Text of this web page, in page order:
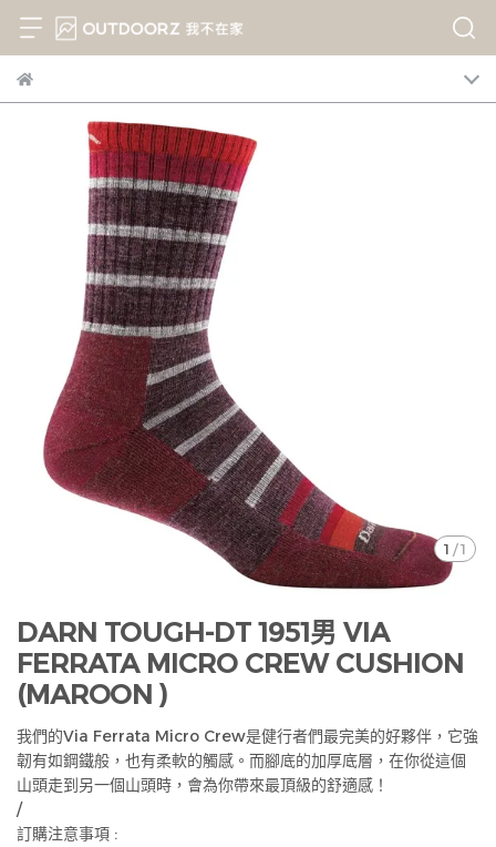
1 /1
DARN TOUGH-DT 1951男 VIA
FERRATA MICRO CREW CUSHION
(MAROON )
我們的Via Ferrata Micro Crew是健行者們最完美的好夥伴，它強
韌有如鋼鐵般，也有柔軟的觸感。而腳底的加厚底層，在你從這個
山頭走到另一個山頭時，會為你帶來最頂級的舒適感！
/
訂購注意事項 :